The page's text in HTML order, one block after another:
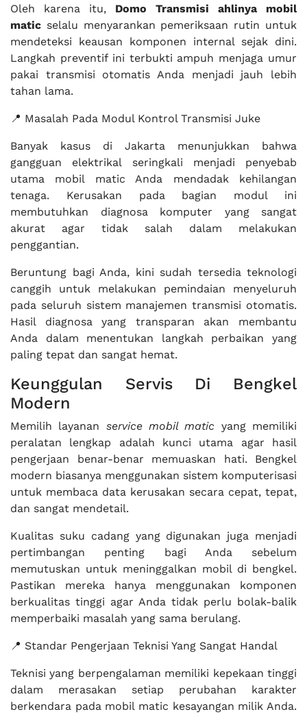
Oleh karena itu, Domo Transmisi
ahlinya mobil
matic selalu menyarankan pemeriksaan rutin untuk
mendeteksi keausan komponen internal sejak dini.
Langkah preventif ini terbukti ampuh menjaga umur
pakai transmisi otomatis Anda menjadi jauh lebih
tahan lama.
📍 Masalah Pada Modul Kontrol Transmisi Juke
Banyak kasus di Jakarta menunjukkan bahwa
gangguan elektrikal seringkali menjadi penyebab
utama mobil matic Anda mendadak kehilangan
tenaga. Kerusakan pada bagian modul ini
membutuhkan diagnosa komputer yang sangat
akurat agar tidak salah dalam melakukan
penggantian.
Beruntung bagi Anda, kini sudah tersedia teknologi
canggih untuk melakukan pemindaian menyeluruh
pada seluruh sistem manajemen transmisi otomatis.
Hasil diagnosa yang transparan akan membantu
Anda dalam menentukan langkah perbaikan yang
paling tepat dan sangat hemat.
Keunggulan Servis Di Bengkel
Modern
Memilih layanan service mobil matic yang memiliki
peralatan lengkap adalah kunci utama agar hasil
pengerjaan benar-benar memuaskan hati. Bengkel
modern biasanya menggunakan sistem komputerisasi
untuk membaca data kerusakan secara cepat, tepat,
dan sangat mendetail.
Kualitas suku cadang yang digunakan juga menjadi
pertimbangan penting bagi Anda sebelum
memutuskan untuk meninggalkan mobil di bengkel.
Pastikan mereka hanya menggunakan komponen
berkualitas tinggi agar Anda tidak perlu bolak-balik
memperbaiki masalah yang sama berulang.
📍 Standar Pengerjaan Teknisi Yang Sangat Handal
Teknisi yang berpengalaman memiliki kepekaan tinggi
dalam merasakan setiap perubahan karakter
berkendara pada mobil matic kesayangan milik Anda.